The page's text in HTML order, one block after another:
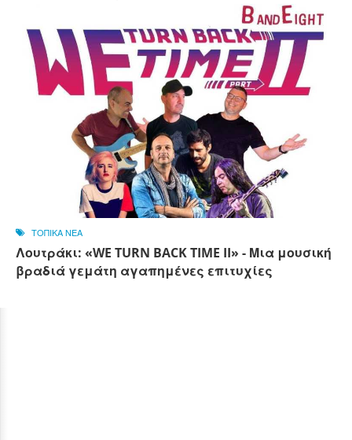
ΤΟΠΙΚΑ ΝΕΑ
Λουτράκι: «WE TURN BACK TIME II» - Μια μουσική
βραδιά γεμάτη αγαπημένες επιτυχίες